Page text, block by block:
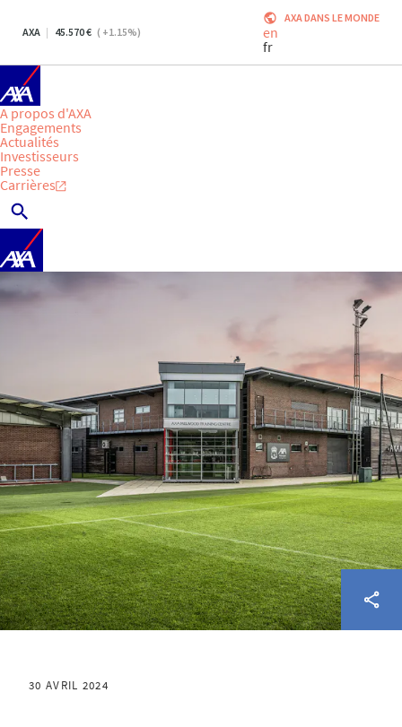
AXA 45.570 ( +1.15%)
AXA DANS LE MONDE
en
fr
A propos d'AXA
Engagements
Actualités
Investisseurs
Presse
Carrières
30 AVRIL 2024